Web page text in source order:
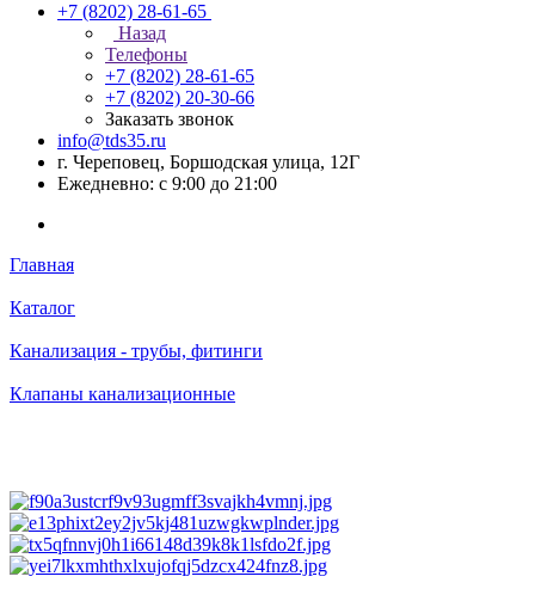
+7 (8202) 28‑61-65
Назад
Телефоны
+7 (8202) 28‑61-65
+7 (8202) 20‑30-66
Заказать звонок
info@tds35.ru
г. Череповец, Боршодская улица, 12Г
Ежедневно: с 9:00 до 21:00
Главная
Каталог
Канализация - трубы, фитинги
Клапаны канализационные